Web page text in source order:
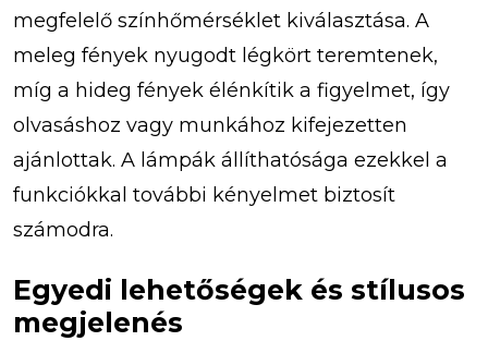
megfelelő színhőmérséklet kiválasztása. A
meleg fények nyugodt légkört teremtenek,
míg a hideg fények élénkítik a figyelmet, így
olvasáshoz vagy munkához kifejezetten
ajánlottak. A lámpák állíthatósága ezekkel a
funkciókkal további kényelmet biztosít
számodra.
Egyedi lehetőségek és stílusos
megjelenés